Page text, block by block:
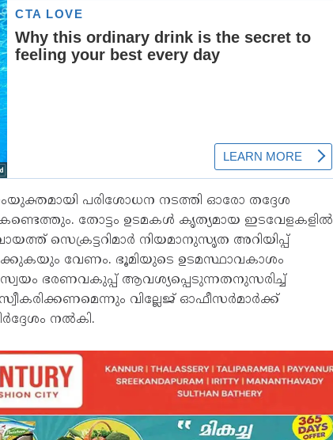
പരിശോധന നടത്തി ഓരോ തദ്ദേശ
കണ്ടെത്തും. തോട്ടം ഉടമകൾ കൃത്യമായ ഇടവേളകളിൽ
സെക്രട്ടറിമാർ നിയമാനുസൃത അറിയിപ്പ്
വേണം. ഭൂമിയുടെ ഉടമസ്ഥാവകാശം
ഭരണവകുപ്പ് ആവശ്യപ്പെടുന്നതനുസരിച്ച്
വില്ലേജ് ഓഫീസർമാർക്ക്
നൽകി.